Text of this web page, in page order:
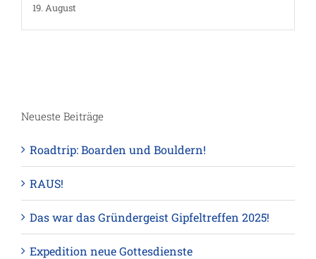
19. August
Neueste Beiträge
Roadtrip: Boarden und Bouldern!
RAUS!
Das war das Gründergeist Gipfeltreffen 2025!
Expedition neue Gottesdienste